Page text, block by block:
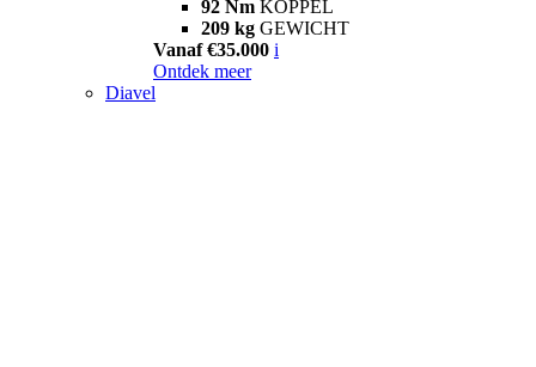
92 Nm KOPPEL
209 kg GEWICHT
Vanaf €35.000 i
Ontdek meer
Diavel